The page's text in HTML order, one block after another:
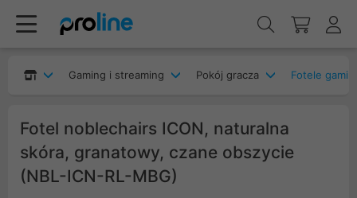
Gaming i streaming Pokój gracza Fotele
Fotel noblechairs ICON, naturalna
skóra, granatowy, czane obszycie
(NBL-ICN-RL-MBG)